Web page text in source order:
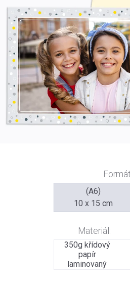
(A6)
10 x 15 cm
Materiál:
350g křídový
papír
laminovaný